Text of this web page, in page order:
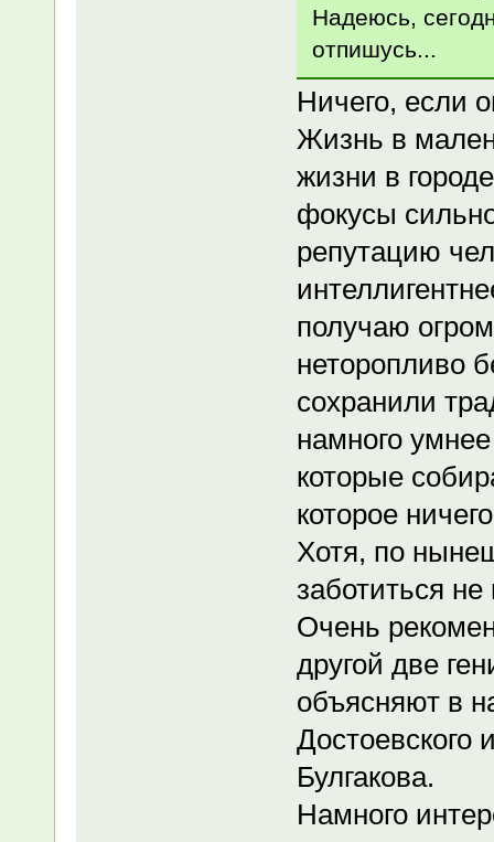
Надеюсь,
отпишусь...
Ничего, если
Жизнь в
жизни в
фокусы
репутацию
получаю
неторопливо
сохранили
намного
которые
которое
Хотя, по
заботиться
Очень
другой две
объясняют в
Булгакова.
Намного